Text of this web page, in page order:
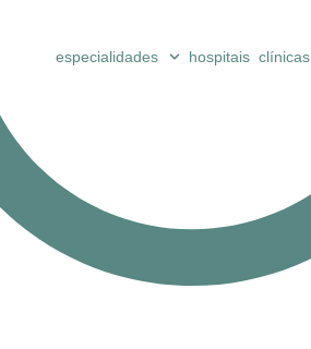
especialidades hospitais clínicas